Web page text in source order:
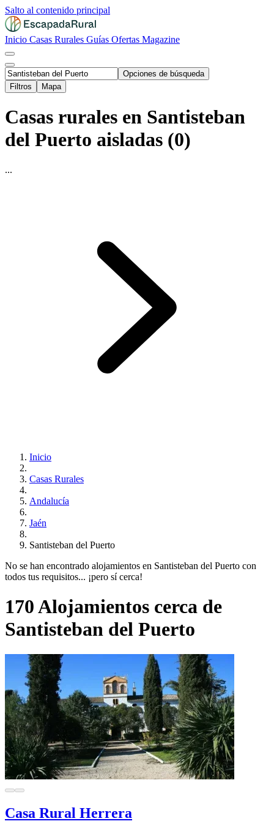
Salto al contenido principal
Inicio Casas Rurales Guías Ofertas Magazine
Opciones de búsqueda
Filtros
Mapa
Casas rurales en Santisteban
del Puerto aisladas (0)
...
Inicio
Casas Rurales
Andalucía
Jaén
Santisteban del Puerto
No se han encontrado alojamientos en Santisteban del Puerto con
todos tus requisitos... ¡pero sí cerca!
170 Alojamientos cerca de
Santisteban del Puerto
Casa Rural Herrera